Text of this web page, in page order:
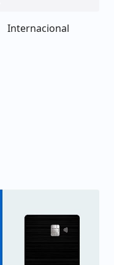
Internacional